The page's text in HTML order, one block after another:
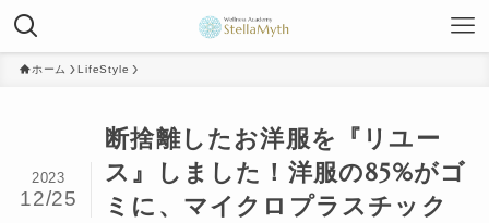
ホーム LifeStyle
断捨離したお洋服を『リユー
ス』しました！洋服の85%がゴ
ミに、マイクロプラスチック
2023
12/25